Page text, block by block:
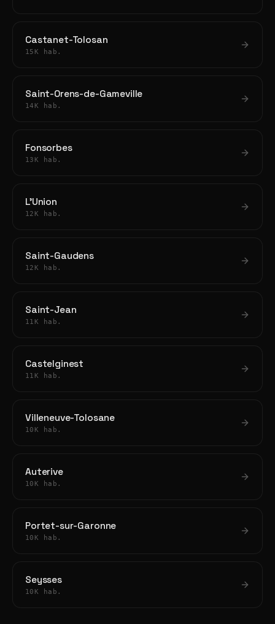
Castanet-Tolosan
15K hab.
Saint-Orens-de-Gameville
14K hab.
Fonsorbes
13K hab.
L'Union
12K hab.
Saint-Gaudens
12K hab.
Saint-Jean
11K hab.
Castelginest
11K hab.
Villeneuve-Tolosane
10K hab.
Auterive
10K hab.
Portet-sur-Garonne
10K hab.
Seysses
10K hab.